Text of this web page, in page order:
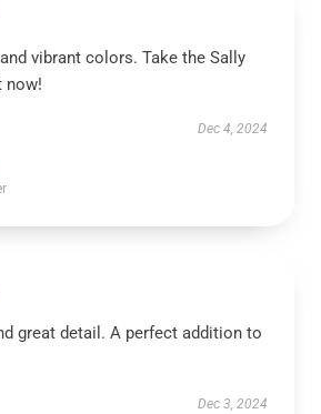
vibrant colors. Take the Sally
now!
Dec 4, 2024
great detail. A perfect addition to
Dec 3, 2024